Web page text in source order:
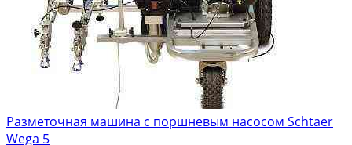
Разметочная машина с поршневым насосом Schtaer
Wega 5